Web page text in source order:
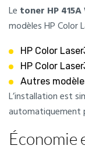
Le toner HP 415A
modèles HP Color
HP Color
HP Color
Autres
L’installation est
automatiquement
Économie